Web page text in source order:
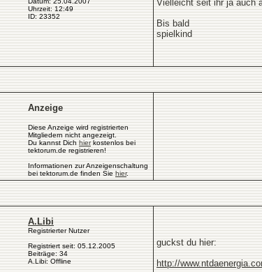
Uhrzeit: 12:49
ID: 23352
Vielleicht seit ihr ja auch
Bis bald
spielkind
Anzeige
Diese Anzeige wird registrierten
Mitgliedern nicht angezeigt.
Du kannst Dich hierkostenlos bei
tektorum.de registrieren!
Informationen zur Anzeigenschaltung
bei tektorum.de finden Sie hier.
A.Libi
Registrierter Nutzer
Registriert seit: 05.12.2005
Beiträge: 34
A.Libi: Offline
guckst du hier:
http://